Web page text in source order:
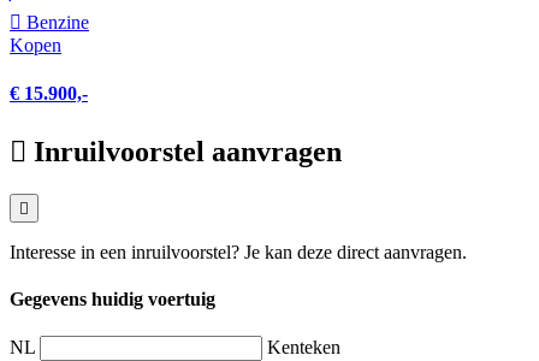
Benzine
Kopen
€ 15.900,-
Inruilvoorstel aanvragen
Interesse in een inruilvoorstel? Je kan deze direct aanvragen.
Gegevens huidig voertuig
NL
Kenteken